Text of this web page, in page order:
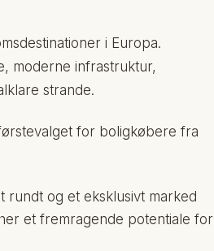
i Europa.
moderne infrastruktur,
strande.
for boligkøbere fra
og et eksklusivt marked
et fremragende potentiale for